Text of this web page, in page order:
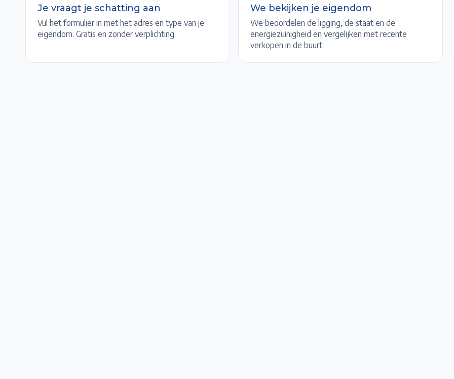
Je vraagt je schatting aan
Vul het formulier in met het adres en type van je
eigendom. Gratis en zonder verplichting.
We bekijken je eigendom
We beoordelen de ligging, de staat en de
energiezuinigheid en vergelijken met recente
verkopen in de buurt.